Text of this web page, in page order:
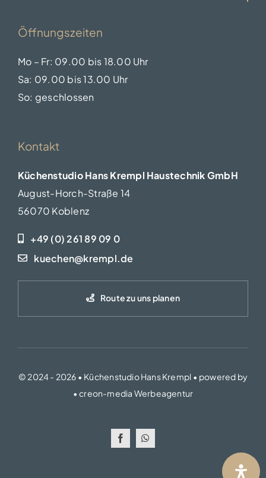
Öffnungszeiten
Mo – Fr: 09.00 bis 18.00 Uhr
Sa: 09.00 bis 13.00 Uhr
So: geschlossen
Kontakt
Küchenstudio Hans Krempl Haustechnik GmbH
August-Horch-Straße 14
56070 Koblenz
+49 (0) 261 89 09 0
kuechen@krempl.de
Route zu uns planen
© 2024 - 2026 • Küchenstudio Hans Krempl • powered by
•creon-media Werbeagentur